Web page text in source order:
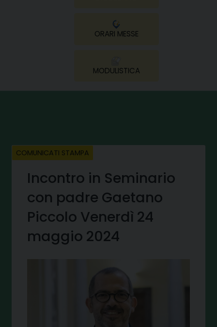
ORARI MESSE
MODULISTICA
COMUNICATI STAMPA
Incontro in Seminario
con padre Gaetano
Piccolo Venerdì 24
maggio 2024